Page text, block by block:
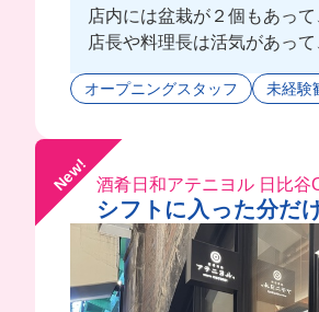
店内には盆栽が２個もあっ
店長や料理長は活気があっ
まかないはリクエスト制で
オープニングスタッフ 未経験
New! 酒肴日和アテニヨル 日比谷
シフトに入った分だ